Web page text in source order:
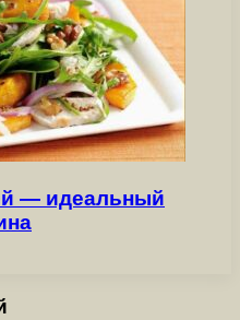
— идеальный